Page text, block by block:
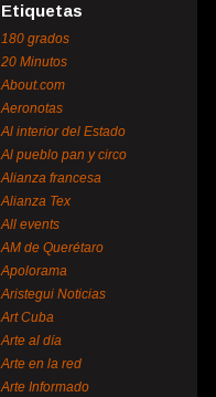
Etiquetas
180 grados
20 Minutos
About.com
Aeronotas
Al interior del Estado
Al pueblo pan y circo
Alianza francesa
Alianza Tex
All events
AM de Querétaro
Apolorama
Aristegui Noticias
Art Cuba
Arte al día
Arte en la red
Arte Informado